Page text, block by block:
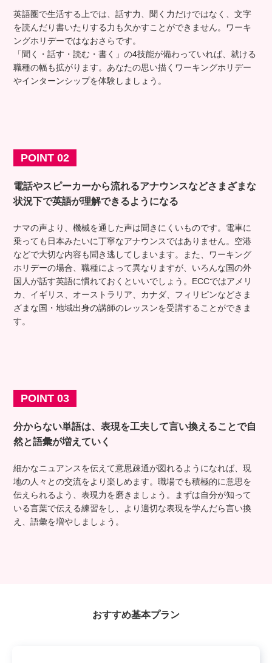
英語圏で生活する上では、話す力、聞く力だけではなく、文字
を読んだり書いたりする力も欠かすことができません。ワーキ
ングホリデーではなおさらです。
「聞く・話す・読む・書く」の4技能が備わっていれば、就ける
職種の幅も拡がります。あなたの思い描くワーキングホリデー
やインターンシップを体験しましょう。
POINT 02
電話やスピーカーから流れるアナウンスなどさまざまな
状況下で英語が理解できるようになる
ナマの声より、機械を通した声は聞きにくいものです。電車に
乗っても日本みたいに丁寧なアナウンスではありません。空港
などで大切な内容も聞き逃してしまいます。また、ワーキング
ホリデーの場合、職種によって異なりますが、いろんな国の外
国人が話す英語に慣れておくといいでしょう。ECCではアメリ
カ、イギリス、オーストラリア、カナダ、フィリピンなどさま
ざまな国・地域出身の講師のレッスンを受講することができま
す。
POINT 03
分からない単語は、表現を工夫して言い換えることで自
然と語彙が増えていく
細かなニュアンスを伝えて意思疎通が図れるようになれば、現
地の人々との交流をより楽しめます。職場でも積極的に意思を
伝えられるよう、表現力を磨きましょう。まずは自分が知って
いる言葉で伝える練習をし、より適切な表現を学んだら言い換
え、語彙を増やしましょう。
おすすめ基本プラン